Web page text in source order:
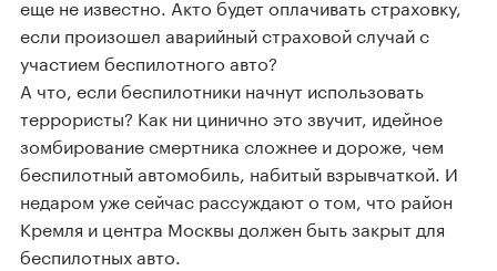
еще не известно. Акто будет оплачивать страховку,
если произошел аварийный страховой случай с
участием беспилотного авто?
А что, если беспилотники начнут использовать
террористы? Как ни цинично это звучит, идейное
зомбирование смертника сложнее и дороже, чем
беспилотный автомобиль, набитый взрывчаткой. И
недаром уже сейчас рассуждают о том, что район
Кремля и центра Москвы должен быть закрыт для
беспилотных авто.